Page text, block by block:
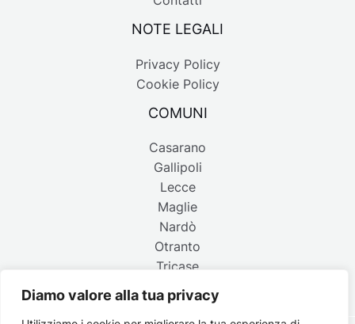
Diamo valore alla tua privacy
NOTE LEGALI
Privacy Policy
Cookie Policy
COMUNI
Casarano
Gallipoli
Lecce
Maglie
Nardò
Otranto
Tricase